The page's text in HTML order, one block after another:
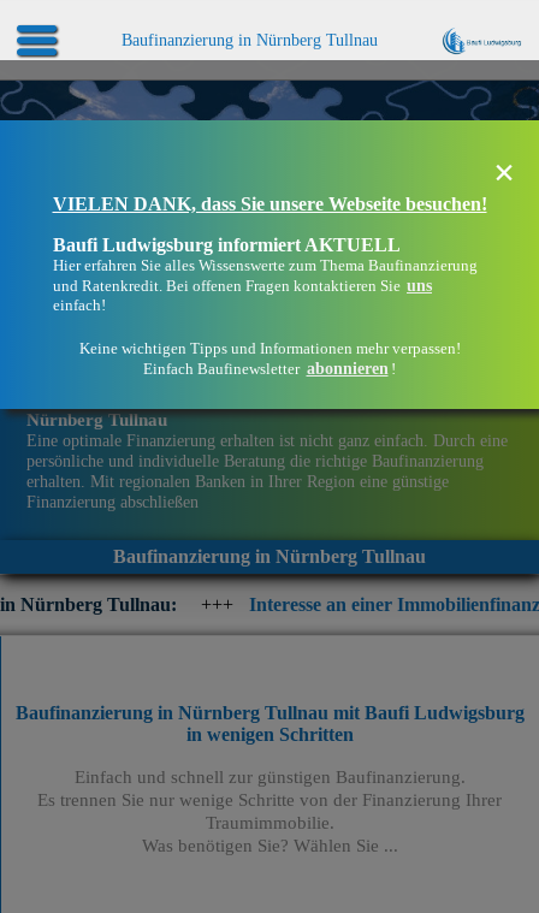
Baufinanzierung in Nürnberg Tullnau
Nürnberg Tullnau
Eine optimale Finanzierung erhalten ist nicht ganz einfach. Durch eine
persönliche und individuelle Beratung die richtige Baufinanzierung
erhalten. Mit regionalen Banken in Ihrer Region eine günstige
Finanzierung abschließen
Baufinanzierung in Nürnberg Tullnau
+++ Interesse an einer Immobilienfinanzierung?
×
VIELEN DANK, dass Sie unsere Webseite besuchen!
Baufi Ludwigsburg informiert AKTUELL
Hier erfahren Sie alles Wissenswerte zum Thema Baufinanzierung
und Ratenkredit. Bei offenen Fragen kontaktieren Sie uns
einfach!
Keine wichtigen Tipps und Informationen mehr verpassen!
Einfach Baufinewsletter abonnieren !
Baufinanzierung in Nürnberg Tullnau mit Baufi Ludwigsburg
in wenigen Schritten
Einfach und schnell zur günstigen Baufinanzierung.
Es trennen Sie nur wenige Schritte von der Finanzierung Ihrer
Traumimmobilie.
Was benötigen Sie? Wählen Sie ...